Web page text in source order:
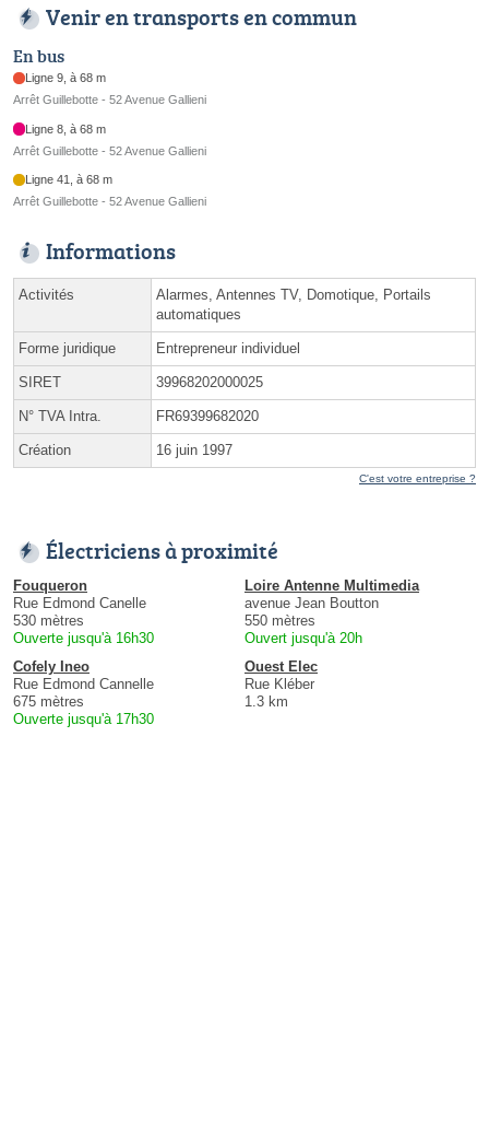
Venir en transports en commun
En bus
Ligne 9, à 68 m
Arrêt Guillebotte - 52 Avenue Gallieni
Ligne 8, à 68 m
Arrêt Guillebotte - 52 Avenue Gallieni
Ligne 41, à 68 m
Arrêt Guillebotte - 52 Avenue Gallieni
Informations
Activités
Alarmes, Antennes TV, Domotique, Portails
automatiques
Forme juridique Entrepreneur individuel
SIRET 39968202000025
N° TVA Intra. FR69399682020
Création 16 juin 1997
C'est votre entreprise ?
Électriciens à proximité
Fouqueron
Rue Edmond Canelle
530 mètres
Ouverte jusqu'à 16h30
Loire Antenne Multimedia
avenue Jean Boutton
550 mètres
Ouvert jusqu'à 20h
Cofely Ineo
Rue Edmond Cannelle
675 mètres
Ouverte jusqu'à 17h30
Ouest Elec
Rue Kléber
1.3 km